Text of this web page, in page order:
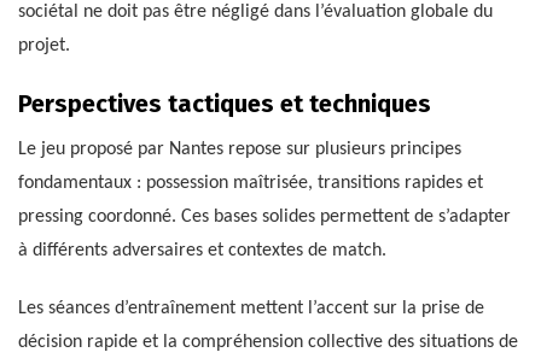
sociétal ne doit pas être négligé dans l’évaluation globale du
projet.
Perspectives tactiques et techniques
Le jeu proposé par Nantes repose sur plusieurs principes
fondamentaux : possession maîtrisée, transitions rapides et
pressing coordonné. Ces bases solides permettent de s’adapter
à différents adversaires et contextes de match.
Les séances d’entraînement mettent l’accent sur la prise de
décision rapide et la compréhension collective des situations de